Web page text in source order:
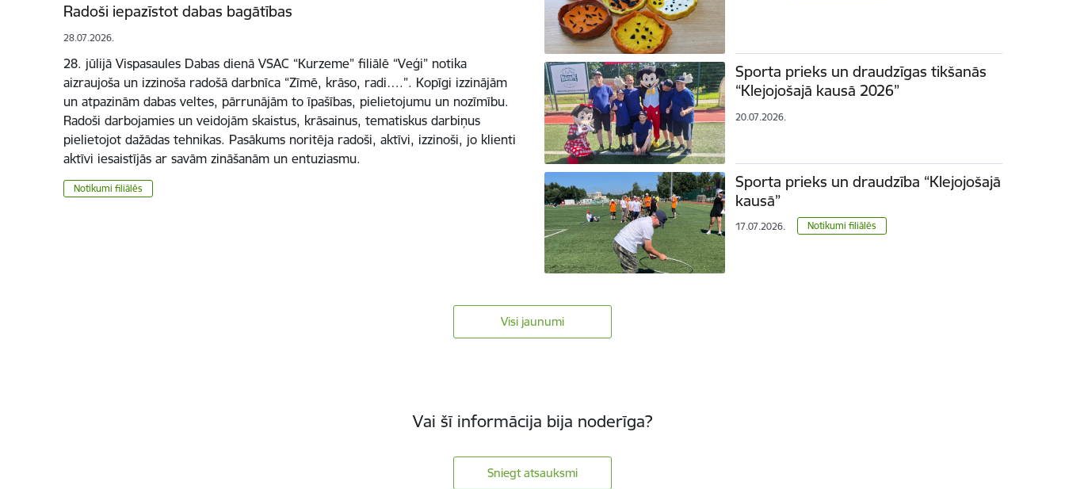
Radoši iepazīstot dabas bagātības
28.07.2026.
28. jūlijā Vispasaules Dabas dienā VSAC “Kurzeme” filiālē “Veģi” notika
aizraujoša un izzinoša radošā darbnīca “Zīmē, krāso, radi….”. Kopīgi izzinājām
un atpazinām dabas veltes, pārrunājām to īpašības, pielietojumu un nozīmību.
Radoši darbojamies un veidojām skaistus, krāsainus, tematiskus darbiņus
pielietojot dažādas tehnikas. Pasākums noritēja radoši, aktīvi, izzinoši, jo klienti
aktīvi iesaistījās ar savām zināšanām un entuziasmu.
Notikumi filiālēs
Sporta prieks un draudzīgas tikšanās
“Klejojošajā kausā 2026”
20.07.2026.
Sporta prieks un draudzība “Klejojošajā
kausā”
17.07.2026. Notikumi filiālēs
Visi jaunumi
Vai šī informācija bija noderīga?
Sniegt atsauksmi